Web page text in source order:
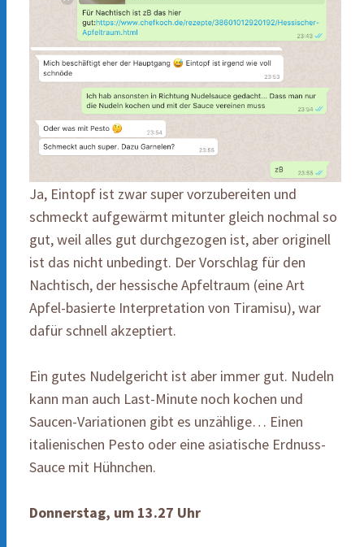
Ja, Eintopf ist zwar super vorzubereiten und
schmeckt aufgewärmt mitunter gleich nochmal so
gut, weil alles gut durchgezogen ist, aber originell
ist das nicht unbedingt. Der Vorschlag für den
Nachtisch, der hessische Apfeltraum (eine Art
Apfel-basierte Interpretation von Tiramisu), war
dafür schnell akzeptiert.
Ein gutes Nudelgericht ist aber immer gut. Nudeln
kann man auch Last-Minute noch kochen und
Saucen-Variationen gibt es unzählige… Einen
italienischen Pesto oder eine asiatische Erdnuss-
Sauce mit Hühnchen.
Donnerstag, um 13.27 Uhr